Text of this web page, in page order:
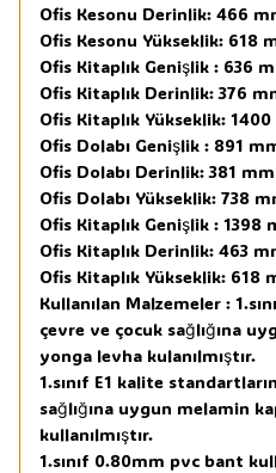
Ofis Kesonu Derinlik: 466
Ofis Kesonu Yükseklik: 618
Ofis Kitaplık Genişlik : 636
Ofis Kitaplık Derinlik: 376
Ofis Kitaplık Yükseklik:
Ofis Dolabı Genişlik : 891
Ofis Dolabı Derinlik: 381 mm
Ofis Dolabı Yükseklik: 738
Ofis Kitaplık Genişlik : 1398
Ofis Kitaplık Derinlik: 463
Ofis Kitaplık Yükseklik: 618
Kullanılan Malzemeler :
çevre ve çocuk sağlığına
yonga levha kulanılmıştır.
1.sınıf E1 kalite
sağlığına uygun melamin
kullanılmıştır.
1.sınıf 0.80mm pvc bant